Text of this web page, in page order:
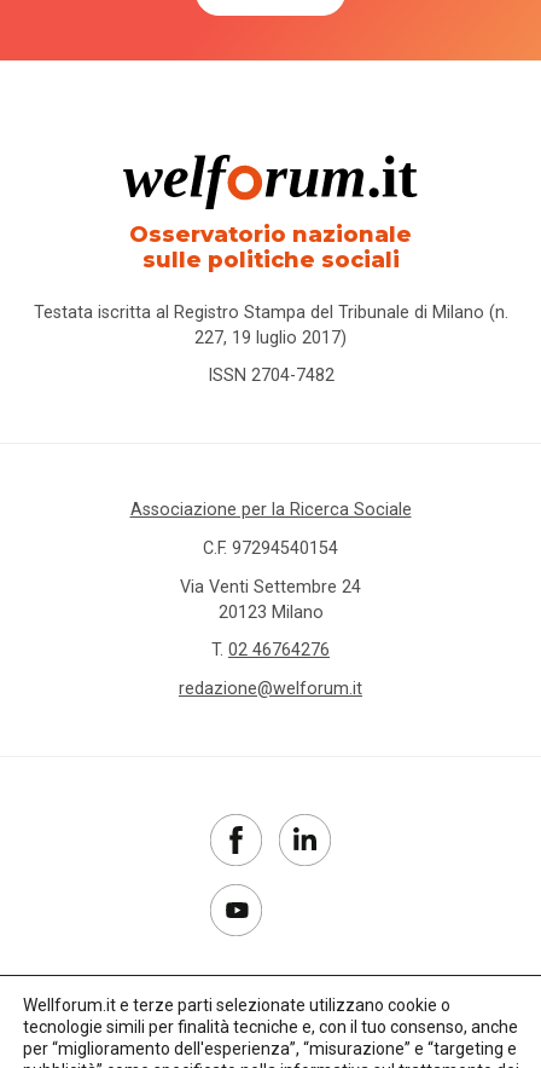
Osservatorio nazionale
sulle politiche sociali
Testata iscritta al Registro Stampa del Tribunale di Milano (n.
227, 19 luglio 2017)
ISSN 2704-7482
Associazione per la Ricerca Sociale
C.F. 97294540154
Via Venti Settembre 24
20123 Milano
T. 02 46764276
redazione@welforum.it
Copyright 2017–2026
Wellforum.it e terze parti selezionate utilizzano cookie o
tecnologie simili per finalità tecniche e, con il tuo consenso, anche
per “miglioramento dell'esperienza”, “misurazione” e “targeting e